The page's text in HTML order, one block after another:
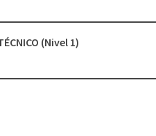
(Nivel 1)